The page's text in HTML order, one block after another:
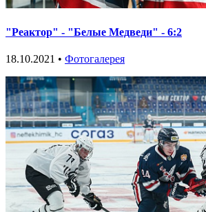
"Реактор" - "Белые Медведи" - 6:2
18.10.2021 • Фотогалерея